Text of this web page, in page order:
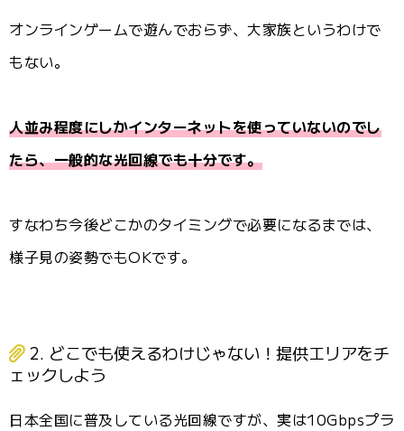
オンラインゲームで遊んでおらず、大家族というわけで
もない。
人並み程度にしかインターネットを使っていないのでし
たら、一般的な光回線でも十分です。
すなわち今後どこかのタイミングで必要になるまでは、
様子見の姿勢でもOKです。
2. どこでも使えるわけじゃない！提供エリアをチ
ェックしよう
日本全国に普及している光回線ですが、実は10Gbpsプラ